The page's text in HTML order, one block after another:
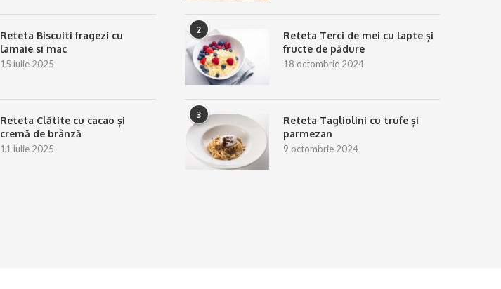
Reteta Biscuiti fragezi cu
lamaie si mac
15 iulie 2025
Reteta Clătite cu cacao și
cremă de brânză
11 iulie 2025
2
Reteta Terci de mei cu lapte și
fructe de pădure
18 octombrie 2024
3
Reteta Tagliolini cu trufe și
parmezan
9 octombrie 2024